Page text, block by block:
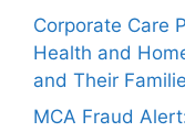
Corporate Care
Health and
and Their
MCA Fraud